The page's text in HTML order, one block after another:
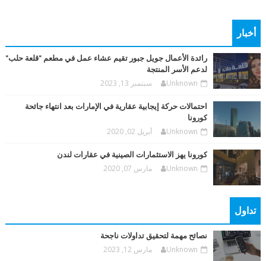
أخبار
رائدة الأعمال جويل جبور تقيم عشاء عمل في مطعم "قلعة حلب"
لدعم الأسر المنتجة
Unknown سبتمبر 13, 2023
احتمالات حركة إيجابية عقارية في الإمارات بعد انتهاء جائحة
كورونا
Unknown أبريل 02, 2020
كورونا يهز الاستثمارات الصينية في عقارات لندن
Unknown مارس 07, 2020
تداول
نصائح مهمة لتحقيق تداولات ناجحة
Unknown مارس 12, 2023